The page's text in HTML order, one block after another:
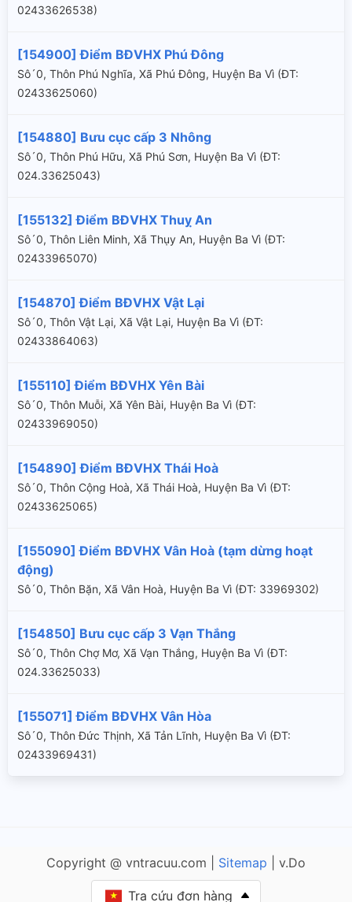
02433626538)
[154900] Điểm BĐVHX Phú Đông
Sô´0, Thôn Phú Nghĩa, Xã Phú Đông, Huyện Ba Vì (ÐT:
02433625060)
[154880] Bưu cục cấp 3 Nhông
Sô´0, Thôn Phú Hữu, Xã Phú Sơn, Huyện Ba Vì (ÐT:
024.33625043)
[155132] Điểm BĐVHX Thuỵ An
Sô´0, Thôn Liên Minh, Xã Thụy An, Huyện Ba Vì (ÐT:
02433965070)
[154870] Điểm BĐVHX Vật Lại
Sô´0, Thôn Vật Lại, Xã Vật Lại, Huyện Ba Vì (ÐT:
02433864063)
[155110] Điểm BĐVHX Yên Bài
Sô´0, Thôn Muỗi, Xã Yên Bài, Huyện Ba Vì (ÐT:
02433969050)
[154890] Điểm BĐVHX Thái Hoà
Sô´0, Thôn Cộng Hoà, Xã Thái Hoà, Huyện Ba Vì (ÐT:
02433625065)
[155090] Điểm BĐVHX Vân Hoà (tạm dừng hoạt
động)
Sô´0, Thôn Bặn, Xã Vân Hoà, Huyện Ba Vì (ÐT: 33969302)
[154850] Bưu cục cấp 3 Vạn Thắng
Sô´0, Thôn Chợ Mơ, Xã Vạn Thắng, Huyện Ba Vì (ÐT:
024.33625033)
[155071] Điểm BĐVHX Vân Hòa
Sô´0, Thôn Đức Thịnh, Xã Tản Lĩnh, Huyện Ba Vì (ÐT:
02433969431)
Copyright @ vntracuu.com | Sitemap | v.Do
Tra cứu đơn hàng